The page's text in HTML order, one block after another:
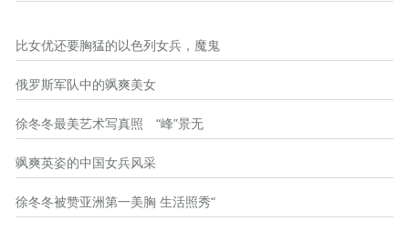
比女优还要胸猛的以色列女兵，魔鬼
俄罗斯军队中的飒爽美女
徐冬冬最美艺术写真照 “峰”景无
飒爽英姿的中国女兵风采
徐冬冬被赞亚洲第一美胸 生活照秀“